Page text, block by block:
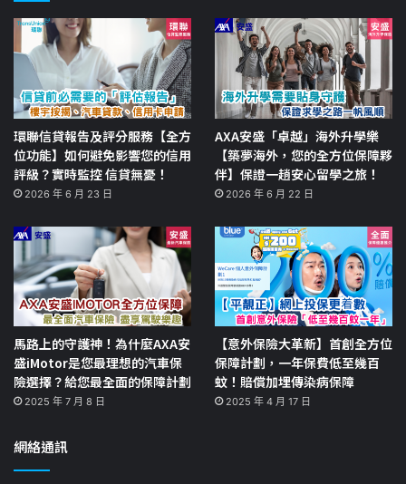
環聯信貸報告及評分服務【全方
位功能】如何避免影響您的信用
評級？實時監控 信貸無憂！
2026 年 6 月 23 日
AXA安盛「卓越」海外升學樂
【築夢海外，您的全方位保障夥
伴】保證一趟安心留學之旅！
2026 年 6 月 22 日
馬路上的守護神！為什麼AXA安
盛iMotor是您最理想的汽車保
險選擇？給您最全面的保障計劃
2025 年 7 月 8 日
【意外保險大革新】首創全方位
保障計劃，一年保費低至幾百
蚊！賠償加埋傳染病保障
2025 年 4 月 17 日
網絡通訊